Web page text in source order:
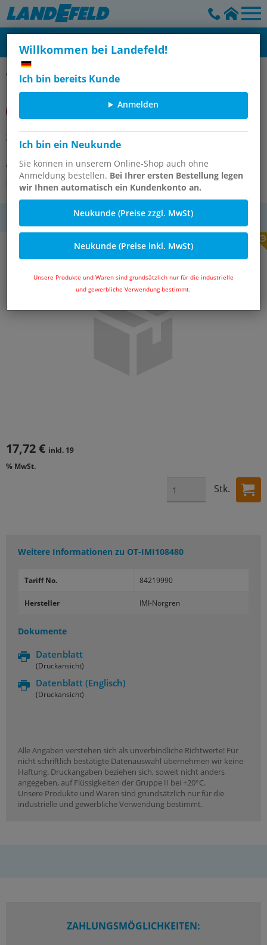
Willkommen bei Landefeld!
Ich bin bereits Kunde
Anmelden
Ich bin ein Neukunde
Sie können in unserem Online-Shop auch ohne
Anmeldung bestellen. Bei Ihrer ersten Bestellung legen
wir Ihnen automatisch ein Kundenkonto an.
Neukunde (Preise zzgl. MwSt)
Neukunde (Preise inkl. MwSt)
Unsere Produkte und Waren sind grundsätzlich nur für die industrielle
und gewerbliche Verwendung bestimmt.
FRL Ersatzteile
83.71029 Belueftungsfilter G1/8 X 4
Artikelnummer: OT-IMI108480
Andere Varianten des Artikels
17,72 € inkl. 19
% MwSt.
Stk.
Weitere Informationen zu OT-IMI108480
Tariff No. 84219990
Hersteller IMI-Norgren
Dokumente
Datenblatt
(Druckansicht)
Datenblatt (Englisch)
(Druckansicht)
Alle Angaben verstehen sich als unverbindliche Richtwerte! Für
nicht schriftlich bestätigte Datenauswahl übernehmen wir keine
Haftung. Druckangaben beziehen sich, soweit nicht anders
angegeben, auf Flüssigkeiten der Gruppe II bei +20°C.
Unsere Produkte und Waren sind grundsätzlich nur für die
industrielle und gewerbliche Verwendung bestimmt.
ZAHLUNGSMÖGLICHKEITEN: